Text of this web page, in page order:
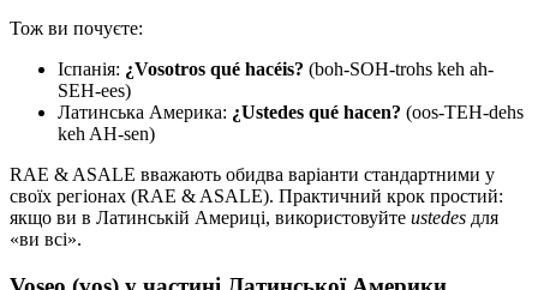
Тож ви почуєте:
Іспанія: ¿Vosotros qué hacéis? (boh-SOH-trohs keh ah-
SEH-ees)
Латинська Америка: ¿Ustedes qué hacen? (oos-TEH-dehs
keh AH-sen)
RAE & ASALE вважають обидва варіанти стандартними у
своїх регіонах (RAE & ASALE). Практичний крок простий:
якщо ви в Латинській Америці, використовуйте ustedes для
«ви всі».